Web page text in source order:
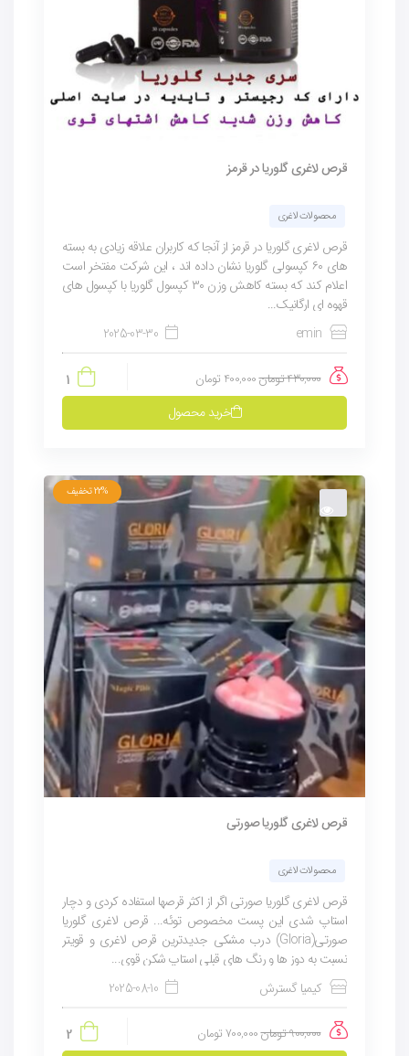
قرص لاغری گلوریا در قرمز
محصولات لاغری
قرص لاغری گلوریا در قرمز از آنجا که کاربران علاقه زیادی به بسته
های ۶۰ کپسولی گلوریا نشان داده اند ، این شرکت مفتخر است
اعلام کند که بسته کاهش وزن ۳۰ کپسول گلوریا با کپسول های
قهوه ای ارگانیک...
emin
2025-03-30
430,000تومان400,000 تومان
1
خرید محصول
22%تخفیف
قرص لاغری گلوریا صورتی
محصولات لاغری
قرص لاغری گلوریا صورتی اگر از اکثر قرصها استفاده کردی و دچار
استاپ شدی این پست مخصوص توئه... قرص لاغری گلوریا
صورتی(Gloria) درب مشکی جدیدترین قرص لاغری و قویتر
نسبت به دوز ها و رنگ های قبلی استاپ شکن قوی...
کیمیا گسترش
2025-08-10
900,000تومان700,000تومان
2